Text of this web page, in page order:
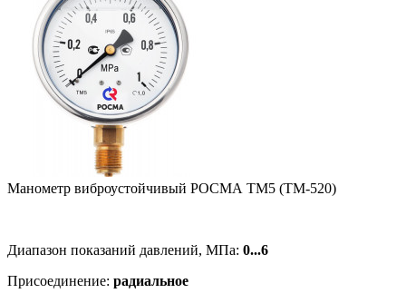
Манометр виб­ро­ус­той­чи­вый РОСМА ТМ5 (ТМ-520)
Диапазон показаний давлений, МПа: 0...6
Присоединение: радиальное